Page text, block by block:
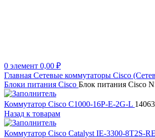
0 элемент 0,00 ₽
Главная Сетевые коммутаторы Cisco
Блоки питания Cisco Блок питания Cisco
Коммутатор Cisco C1000-16P-E-2G-L
Назад к товарам
Коммутатор Cisco Catalyst IE-3300-8T2S-RE